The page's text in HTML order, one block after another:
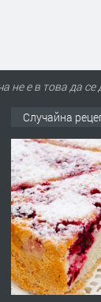
не е в това да
Случайна